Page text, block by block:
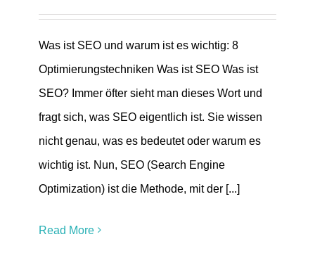
Was ist SEO und warum ist es wichtig: 8
Optimierungstechniken Was ist SEO Was ist
SEO? Immer öfter sieht man dieses Wort und
fragt sich, was SEO eigentlich ist. Sie wissen
nicht genau, was es bedeutet oder warum es
wichtig ist. Nun, SEO (Search Engine
Optimization) ist die Methode, mit der [...]
Read More